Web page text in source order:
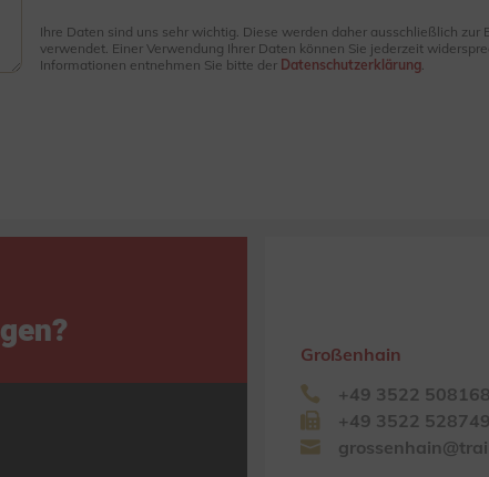
Ihre Daten sind uns sehr wichtig. Diese werden daher ausschließlich zur
verwendet. Einer Verwendung Ihrer Daten können Sie jederzeit
Informationen entnehmen Sie bitte der Datenschutzerklärung.
Großenhain
+49 3522 508168
+49 3522 528749